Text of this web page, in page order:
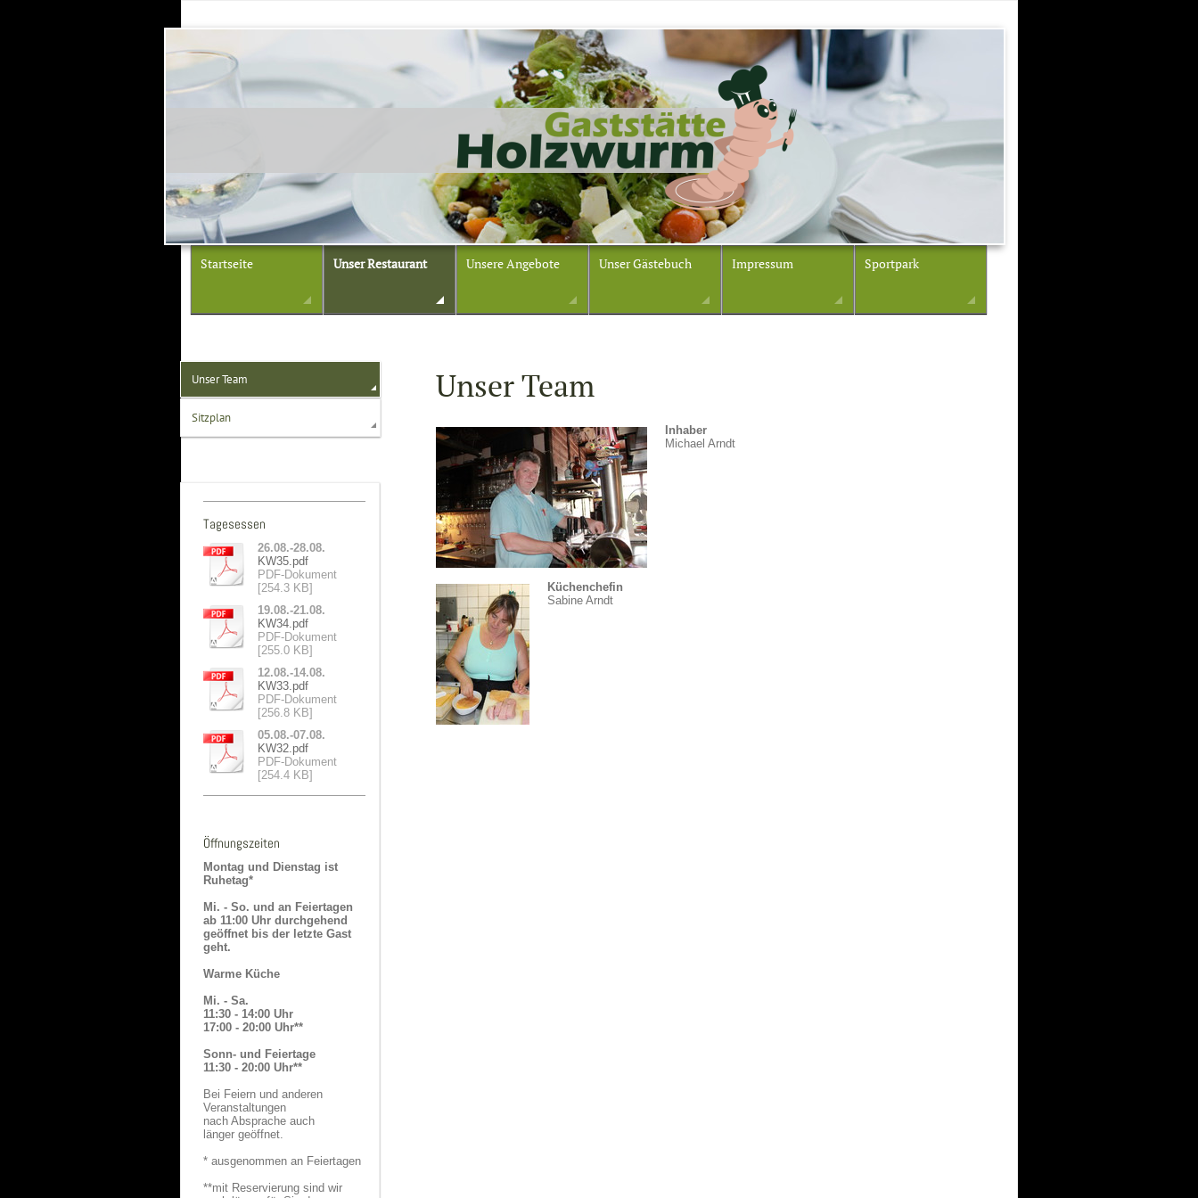
Startseite Unser Restaurant Unsere Angebote Unser Gästebuch Impressum Sportpark
Unser Team
Sitzplan
Tagesessen
26.08.-28.08.
KW35.pdf
PDF-Dokument
[254.3 KB]
19.08.-21.08.
KW34.pdf
PDF-Dokument
[255.0 KB]
12.08.-14.08.
KW33.pdf
PDF-Dokument
[256.8 KB]
05.08.-07.08.
KW32.pdf
PDF-Dokument
[254.4 KB]
Öffnungszeiten
Montag und Dienstag ist
Ruhetag*
Mi. - So. und an Feiertagen
ab 11:00 Uhr durchgehend
geöffnet bis der letzte Gast
geht.
Warme Küche
Mi. - Sa.
11:30 - 14:00 Uhr
17:00 - 20:00 Uhr**
Sonn- und Feiertage
11:30 - 20:00 Uhr**
Bei Feiern und anderen
Veranstaltungen
nach Absprache auch
länger geöffnet.
* ausgenommen an Feiertagen
**mit Reservierung sind wir
Unser Team
Inhaber
Michael Arndt
Küchenchefin
Sabine Arndt